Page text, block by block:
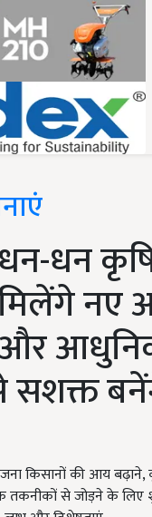
धन-धन
नए
किसानों की आय बढ़ाने,
से जोड़ने के लिए